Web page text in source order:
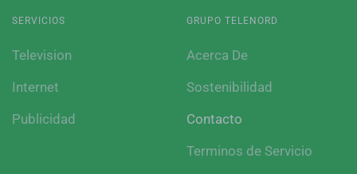
SERVICIOS
Television
Internet
Publicidad
GRUPO TELENORD
Acerca De
Sostenibilidad
Contacto
Terminos de Servicio